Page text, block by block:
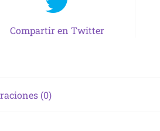
Compartir en Twitter
(0)